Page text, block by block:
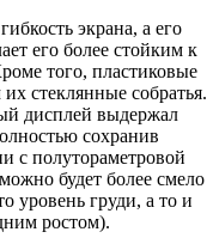
экрана, а его
его более стойким к
того, пластиковые
стеклянные собратья.
дисплей выдержал
сохранив
с полутораметровой
будет более смело
уровень груди, а то и
ростом).